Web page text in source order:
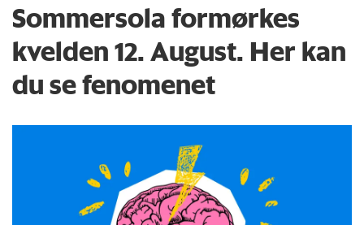
Sommersola formørkes
kvelden 12. August. Her kan
du se fenomenet